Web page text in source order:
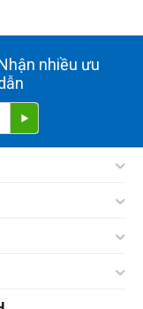
nhiều ưu